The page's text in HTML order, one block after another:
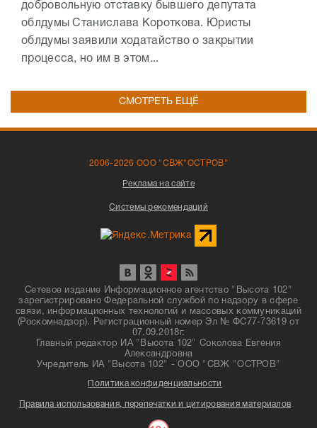
добровольную отставку бывшего депутата
облдумы Станислава Короткова. Юристы
облдумы заявили ходатайство о закрытии
процесса, но им в этом...
СМОТРЕТЬ ЕЩЁ
2006-2026 ООО "СВЖ"ОСТРОВ"
Реклама на сайте
Системы рекомендаций
Сетевое издание Информационное агентство "Высота 102"
зарегистрировано Федеральной службой по надзору в сфере
связи, информационных технологий и массовых коммуникаций
(Роскомнадзор). Регистрационный номер Эл № ФС77-73619 от
07.09.2018г.
Главный редактор ИА "Высота 102" Соколова Евгения
Александровна
Учредитель ИА "Высота 102" - ООО "СВЖ "ОСТРОВ"
Политика конфиденциальности
Правила использования, перепечатки и цитирования материалов